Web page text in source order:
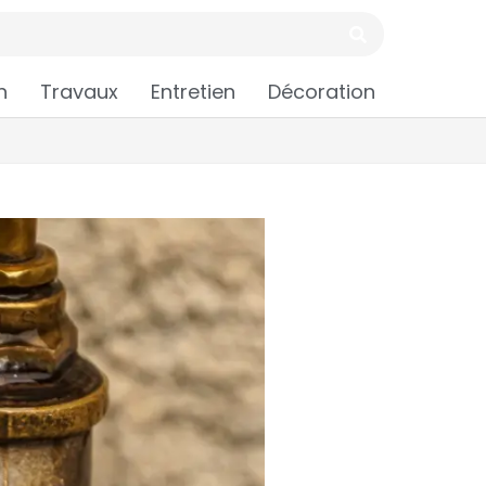
Travaux Entretien Décoration